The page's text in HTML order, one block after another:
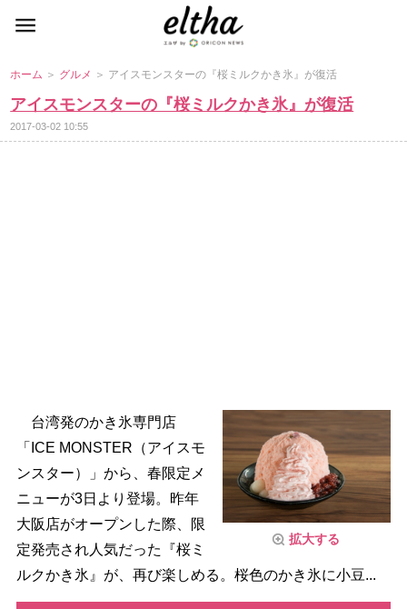
ホーム ＞ グルメ ＞ アイスモンスターの『桜ミルクかき氷』が復活
アイスモンスターの『桜ミルクかき氷』が復活
2017-03-02 10:55
拡大する
台湾発のかき氷専門店
「ICE MONSTER（アイスモ
ンスター）」から、春限定メ
ニューが3日より登場。昨年
大阪店がオープンした際、限
定発売され人気だった『桜ミ
ルクかき氷』が、再び楽しめる。桜色のかき氷に小豆...